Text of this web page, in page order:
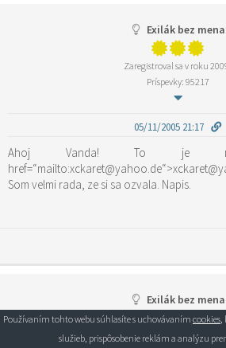
Exilák bez mena
Zaregistroval sa v roku
Príspevky: 95217
05/11/2005 21:17
Ahoj Vanda! To je
Som velmi rada, ze si sa ozvala. Napis.
Exilák bez mena
Zaregistroval sa v roku
Používaním tohto webu súhlasíte s uchovávaním cookies,
služieb, prispôsobenie reklám a analýzu